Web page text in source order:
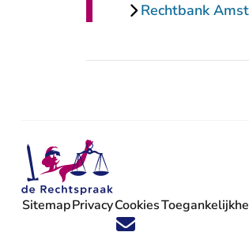
Rechtbank
Volg ons op X (Twitter) - U verlaat
Volg ons op Facebook - U verlaat
Volg ons op Instagram - U
Volg ons op Youtube - U
Volg ons op LinkedIn - U
'Blijf op de hoogte'
SitemapPrivacyCookies